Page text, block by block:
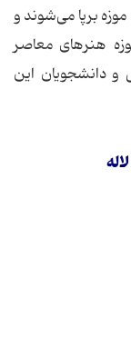
برپا می‌شوند و
هنرهای معاصر
و دانشجویان ‌این